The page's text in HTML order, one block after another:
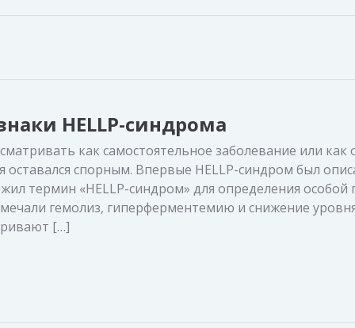
HELLP-синдрома
как самостоятельное заболевание или как
спорным. Впервые HELLP-синдром был
термин «HELLP-синдром» для определения особой
гемолиз, гиперферментемию и снижение
[…]